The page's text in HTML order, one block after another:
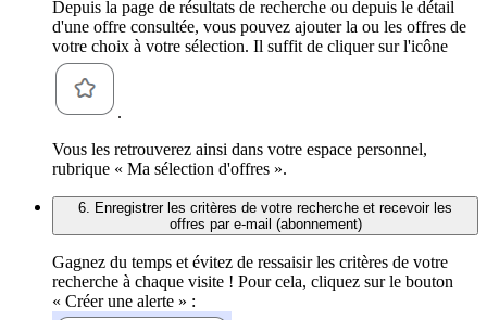
Depuis la page de résultats de recherche ou depuis le détail
d'une offre consultée, vous pouvez ajouter la ou les offres de
votre choix à votre sélection. Il suffit de cliquer sur l'icône
.
Vous les retrouverez ainsi dans votre espace personnel,
rubrique « Ma sélection d'offres ».
6. Enregistrer les critères de votre recherche et recevoir les
offres par e-mail (abonnement)
Gagnez du temps et évitez de ressaisir les critères de votre
recherche à chaque visite ! Pour cela, cliquez sur le bouton
« Créer une alerte » :